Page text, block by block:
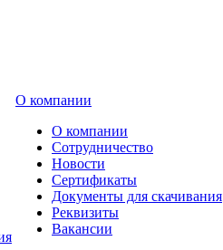
О компании
О компании
Сотрудничество
Новости
Сертификаты
Документы для скачивания
Реквизиты
Вакансии